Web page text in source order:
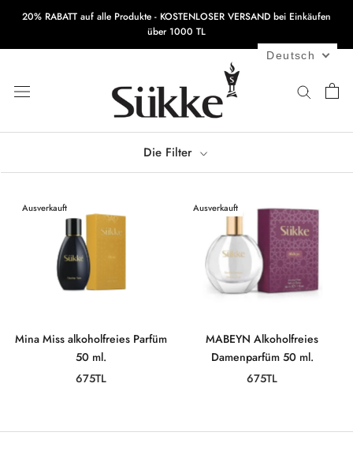
Zum
springen
20% RABATT auf alle Produkte - KOSTENLOSER VERSAND bei Einkäufen
über 1000 TL
Die Filter
Ausverkauft
Mina Miss alkoholfreies Parfüm
50 ml.
675TL
Ausverkauft
MABEYN Alkoholfreies
Damenparfüm 50 ml.
675TL
Deutsch